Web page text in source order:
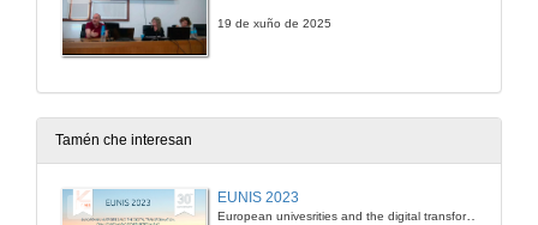
19 de xuño de 2025
Tamén che interesan
EUNIS 2023
European univesrities and the digital transformation: challenges and opportunities ahead